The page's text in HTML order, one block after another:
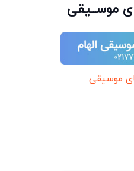
موســیقی
موسیقی